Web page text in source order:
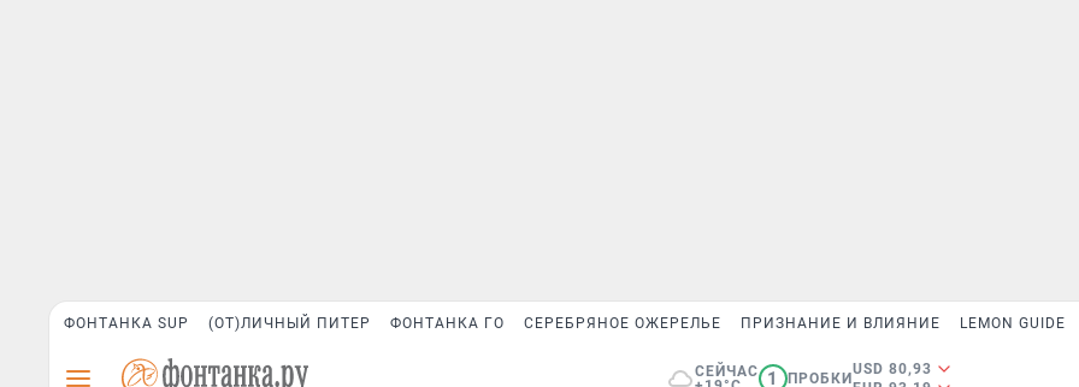
ФОНТАНКА SUP (ОТ)ЛИЧНЫЙ ПИТЕР ФОНТАНКА ГО СЕРЕБРЯНОЕ ОЖЕРЕЛЬЕ ПРИЗНАНИЕ И ВЛИЯНИЕ LEMON GUIDE
СЕЙЧАС
1 ПРОБКИ
USD 80,93